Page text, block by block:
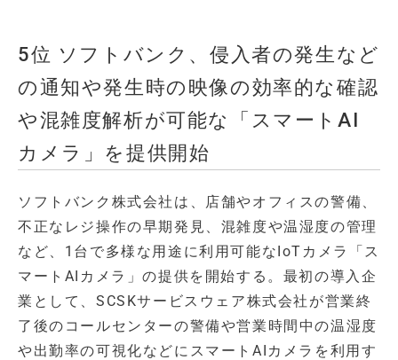
5位 ソフトバンク、侵入者の発生など
の通知や発生時の映像の効率的な確認
や混雑度解析が可能な「スマートAI
カメラ」を提供開始
ソフトバンク株式会社は、店舗やオフィスの警備、
不正なレジ操作の早期発見、混雑度や温湿度の管理
など、1台で多様な用途に利用可能なIoTカメラ「ス
マートAIカメラ」の提供を開始する。最初の導入企
業として、SCSKサービスウェア株式会社が営業終
了後のコールセンターの警備や営業時間中の温湿度
や出勤率の可視化などにスマートAIカメラを利用す